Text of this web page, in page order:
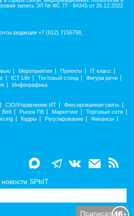
запись ЭЛ № ФС 77 - 84345 от 26.12.2022
редакции +7 (812) 7156798,
Мероприятия Проекты
IT класс
ICT Life Тестовый стенд
Фигура речи
Инфографика
CIO/Управление ИТ
Фиксированная связь
Веб Рынок ПК Маркетинг
Торговые сети
Кадры Регулирование
Финансы
SPbIT